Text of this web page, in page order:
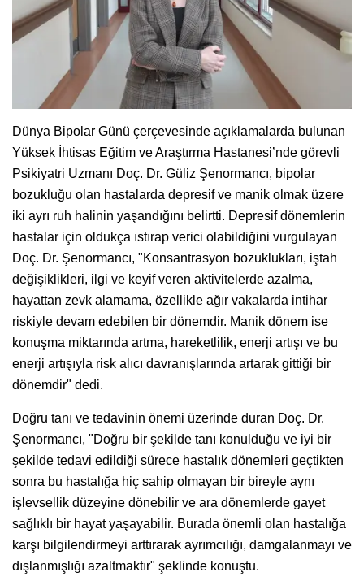
Dünya Bipolar Günü çerçevesinde açıklamalarda bulunan
Yüksek İhtisas Eğitim ve Araştırma Hastanesi’nde görevli
Psikiyatri Uzmanı Doç. Dr. Güliz Şenormancı, bipolar
bozukluğu olan hastalarda depresif ve manik olmak üzere
iki ayrı ruh halinin yaşandığını belirtti. Depresif dönemlerin
hastalar için oldukça ıstırap verici olabildiğini vurgulayan
Doç. Dr. Şenormancı, "Konsantrasyon bozuklukları, iştah
değişiklikleri, ilgi ve keyif veren aktivitelerde azalma,
hayattan zevk alamama, özellikle ağır vakalarda intihar
riskiyle devam edebilen bir dönemdir. Manik dönem ise
konuşma miktarında artma, hareketlilik, enerji artışı ve bu
enerji artışıyla risk alıcı davranışlarında artarak gittiği bir
dönemdir" dedi.
Doğru tanı ve tedavinin önemi üzerinde duran Doç. Dr.
Şenormancı, "Doğru bir şekilde tanı konulduğu ve iyi bir
şekilde tedavi edildiği sürece hastalık dönemleri geçtikten
sonra bu hastalığa hiç sahip olmayan bir bireyle aynı
işlevsellik düzeyine dönebilir ve ara dönemlerde gayet
sağlıklı bir hayat yaşayabilir. Burada önemli olan hastalığa
karşı bilgilendirmeyi arttırarak ayrımcılığı, damgalanmayı ve
dışlanmışlığı azaltmaktır" şeklinde konuştu.